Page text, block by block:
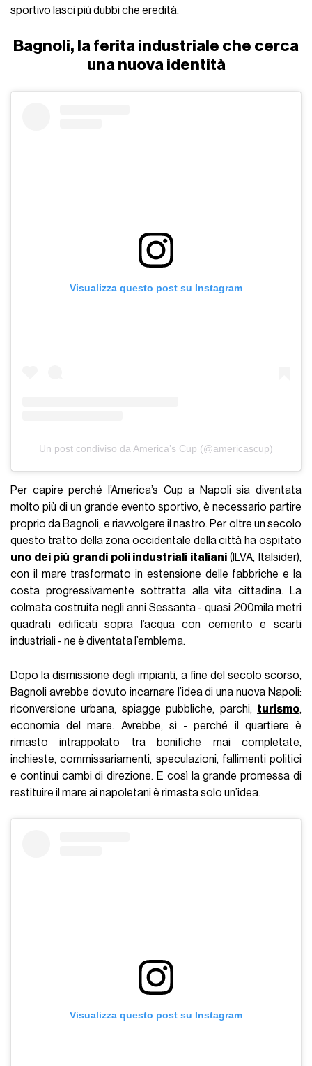
sportivo lasci più dubbi che eredità.
Bagnoli, la ferita industriale che cerca
una nuova identità
Visualizza questo post su Instagram
Un post condiviso da America’s Cup (@americascup)
Per capire perché l’America’s Cup a Napoli sia diventata
molto più di un grande evento sportivo, è necessario partire
proprio da Bagnoli, e riavvolgere il nastro. Per oltre un secolo
questo tratto della zona occidentale della città ha ospitato
uno dei più grandi poli industriali italiani(ILVA, Italsider),
con il mare trasformato in estensione delle fabbriche e la
costa progressivamente sottratta alla vita cittadina. La
colmata costruita negli anni Sessanta - quasi 200mila metri
quadrati edificati sopra l’acqua con cemento e scarti
industriali - ne è diventata l’emblema.
Dopo la dismissione degli impianti, a fine del secolo scorso,
Bagnoli avrebbe dovuto incarnare l’idea di una nuova Napoli:
riconversione urbana, spiagge pubbliche, parchi, turismo,
economia del mare. Avrebbe, sì - perché il quartiere è
rimasto intrappolato tra bonifiche mai completate,
inchieste, commissariamenti, speculazioni, fallimenti politici
e continui cambi di direzione. E così la grande promessa di
restituire il mare ai napoletani è rimasta solo un’idea.
Visualizza questo post su Instagram